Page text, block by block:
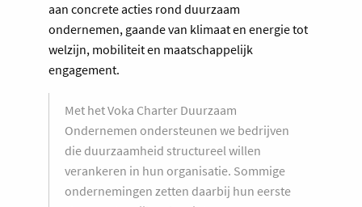
aan concrete acties rond duurzaam
ondernemen, gaande van klimaat en energie tot
welzijn, mobiliteit en maatschappelijk
engagement.
Met het Voka Charter Duurzaam
Ondernemen ondersteunen we bedrijven
die duurzaamheid structureel willen
verankeren in hun organisatie. Sommige
ondernemingen zetten daarbij hun eerste